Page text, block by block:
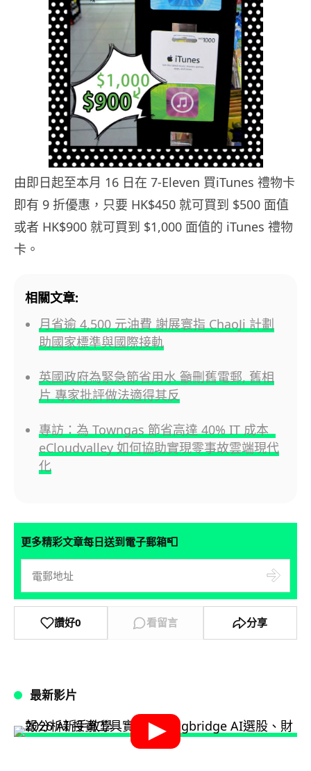
由即日起至本月 16 日在 7-Eleven 買iTunes 禮物卡
即有 9 折優惠，只要 HK$450 就可買到 $500 面值
或者 HK$900 就可買到 $1,000 面值的 iTunes 禮物
卡。
相關文章:
月省逾 4,500 元油費 謝展寰指 ChaoJi 計劃
助國家標準與國際接軌
英國政府為緊急節省用水 籲刪舊電郵, 舊相
片 專家批評做法適得其反
專訪：為 Towngas 節省高達 40% IT 成本
eCloudvalley 如何協助實現零事故雲端現代
化
更多精彩文章每日送到電子郵箱📮
讚好0 看留言 分享
最新影片